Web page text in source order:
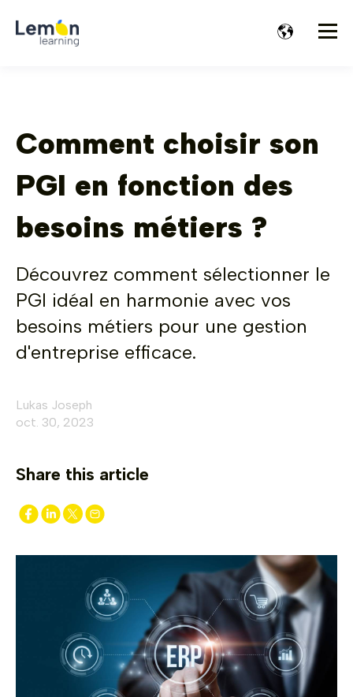
Comment choisir son
PGI en fonction des
besoins métiers ?
Découvrez comment sélectionner le
PGI idéal en harmonie avec vos
besoins métiers pour une gestion
d'entreprise efficace.
Lukas Joseph
oct. 30, 2023
Share this article